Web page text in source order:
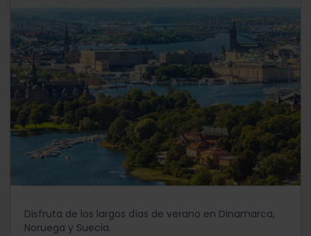
Disfruta de los largos días de verano en Dinamarca,
Noruega y Suecia.